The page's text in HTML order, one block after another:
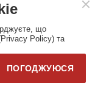
що
Policy) та
ПОГОДЖУЮСЯ